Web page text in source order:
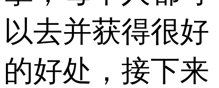
以去并获得很好
的好处，接下来